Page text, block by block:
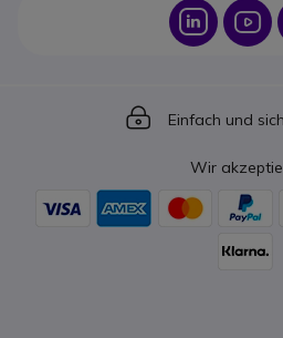
Icon
Icon
Einfach und
Wir